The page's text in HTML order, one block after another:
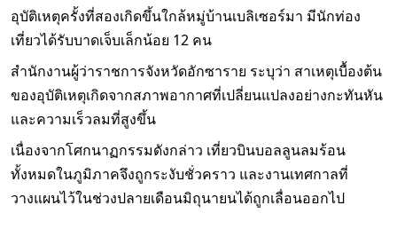
อุบัติเหตุครั้งที่สองเกิดขึ้นใกล้หมู่บ้านเบลิเซอร์มา มีนักท่อง
เที่ยวได้รับบาดเจ็บเล็กน้อย 12 คน
สำนักงานผู้ว่าราชการจังหวัดอักซาราย ระบุว่า สาเหตุเบื้องต้น
ของอุบัติเหตุเกิดจากสภาพอากาศที่เปลี่ยนแปลงอย่างกะทันหัน
และความเร็วลมที่สูงขึ้น
เนื่องจากโศกนาฏกรรมดังกล่าว เที่ยวบินบอลลูนลมร้อน
ทั้งหมดในภูมิภาคจึงถูกระงับชั่วคราว และงานเทศกาลที่
วางแผนไว้ในช่วงปลายเดือนมิถุนายนได้ถูกเลื่อนออกไป